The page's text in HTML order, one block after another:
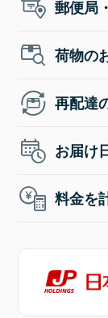
郵便局
荷物の
再配達
お届け
料金を